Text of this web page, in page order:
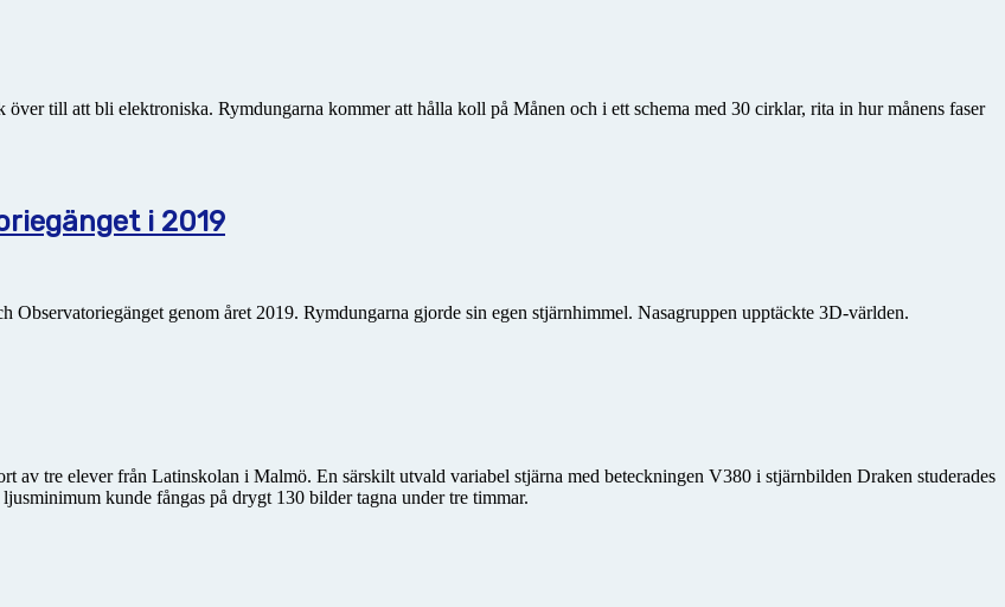
till att bli elektroniska. Rymdungarna kommer att hålla koll på Månen och i ett schema med 30 cirklar, rita in hur månens faser
i 2019
genom året 2019. Rymdungarna gjorde sin egen stjärnhimmel. Nasagruppen upptäckte 3D-världen.
av tre elever från Latin­skolan i Malmö. En särskilt utvald variabel stjärna med beteckningen V380 i stjärnbilden Draken studerades
kunde fångas på drygt 130 bilder tagna under tre timmar.